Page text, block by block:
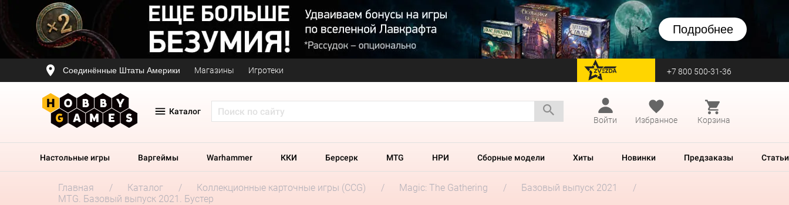
Подробнее
Соединённые Штаты Америки Магазины Игротеки перейти на Zvezda +7 800 500-31-36
Каталог
Войти
Избранное Корзина
Настольные игры Варгеймы Warhammer ККИ Берсерк MTG НРИ Сборные модели Хиты Новинки Предзаказы Статьи
Главная Каталог Коллекционные карточные игры (CCG) Magic: The Gathering
Базовый выпуск 2021
MTG. Базовый выпуск 2021. Бустер